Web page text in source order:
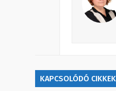
KAPCSOLÓDÓ CIKKEK